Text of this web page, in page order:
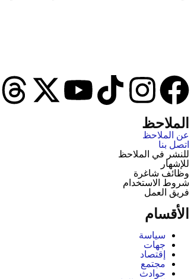
الملاحظ
عن الملاحظ
اتصل بنا
للنشر في الملاحظ
للإشهار
وظائف شاغرة
شروط الاستخدام
فريق العمل
الأقسام
سياسة
جهات
إقتصاد
مجتمع
حوادث